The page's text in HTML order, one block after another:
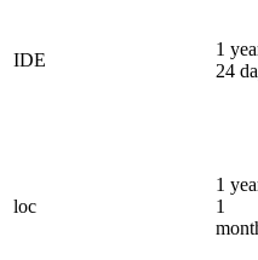
IDE
1
24
loc
1
1